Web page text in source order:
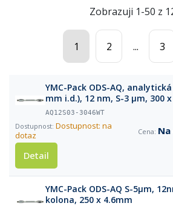
Zobrazuji 1-50 z
1 2 ... 3
YMC-Pack ODS-AQ,
mm i.d.), 12 nm, S-3 µm, 300
AQ12S03-3046WT
Dostupnost: na
dotaz
Detail
YMC-Pack ODS-AQ S-5µm,
kolona, 250 x 4.6mm